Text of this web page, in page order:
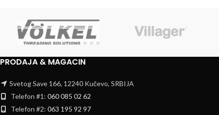
PRODAJA & MAGACIN
Svetog Save 166, 12240 Kučevo, SRBIJA
Telefon #1: 060 085 02 62
Telefon #2: 063 195 92 97